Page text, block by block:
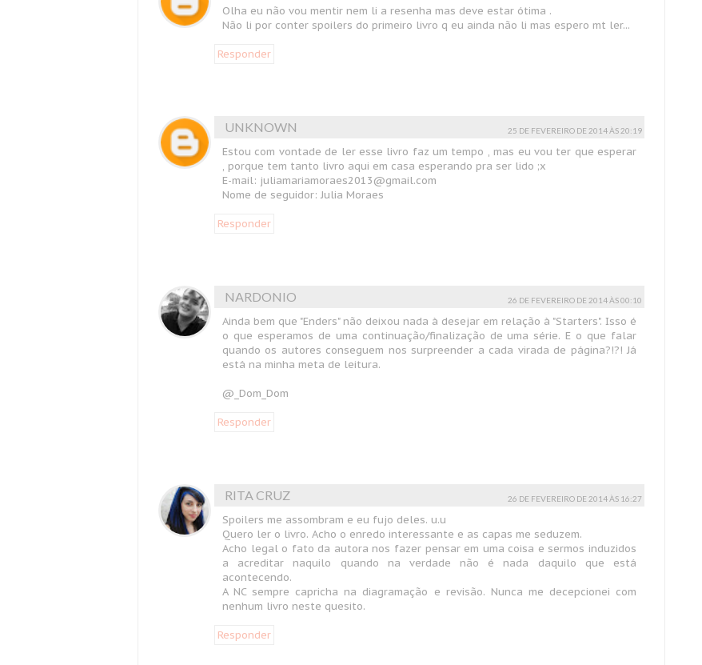
Olha eu não vou mentir nem li a resenha mas deve estar ótima .
Não li por conter spoilers do primeiro livro q eu ainda não li mas espero mt ler...
Responder
UNKNOWN 25 DE FEVEREIRO DE 2014 ÀS 20:19
Estou com vontade de ler esse livro faz um tempo , mas eu vou ter que esperar
, porque tem tanto livro aqui em casa esperando pra ser lido ;x
E-mail: juliamariamoraes2013@gmail.com
Nome de seguidor: Julia Moraes
Responder
NARDONIO 26 DE FEVEREIRO DE 2014 ÀS 00:10
Ainda bem que "Enders" não deixou nada à desejar em relação à "Starters". Isso é
o que esperamos de uma continuação/finalização de uma série. E o que falar
quando os autores conseguem nos surpreender a cada virada de página?!?! Já
está na minha meta de leitura.
@_Dom_Dom
Responder
RITA CRUZ 26 DE FEVEREIRO DE 2014 ÀS 16:27
Spoilers me assombram e eu fujo deles. u.u
Quero ler o livro. Acho o enredo interessante e as capas me seduzem.
Acho legal o fato da autora nos fazer pensar em uma coisa e sermos induzidos
a acreditar naquilo quando na verdade não é nada daquilo que está
acontecendo.
A NC sempre capricha na diagramação e revisão. Nunca me decepcionei com
nenhum livro neste quesito.
Responder